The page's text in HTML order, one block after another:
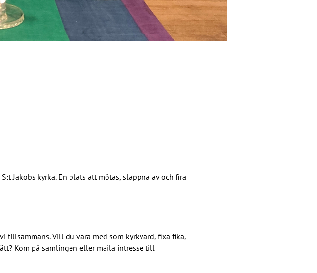
Jakobs kyrka. En plats att mötas, slappna av och fira
tillsammans. Vill du vara med som kyrkvärd, fixa fika,
Kom på samlingen eller maila intresse till